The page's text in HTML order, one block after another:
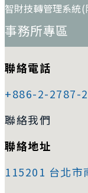
智財技轉管理系統
事務所專區
聯絡電話
+886-2-2787-
聯絡我們
聯絡地址
115201 台北市